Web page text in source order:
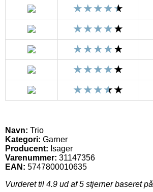
Navn: Trio
Kategori: Garner
Producent: Isager
Varenummer: 31147356
EAN: 5747800010635
Vurderet til 4.9 ud af 5 stjerner baseret på